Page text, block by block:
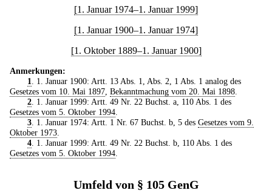
[1. Januar 1974–1. Januar 1999]
[1. Januar 1900–1. Januar 1974]
[1. Oktober 1889–1. Januar 1900]
Anmerkungen:
1. 1. Januar 1900: Artt. 13 Abs. 1, Abs. 2, 1 Abs. 1 analog des
Gesetzes vom 10. Mai 1897, Bekanntmachung vom 20. Mai 1898.
2. 1. Januar 1999: Artt. 49 Nr. 22 Buchst. a, 110 Abs. 1 des
Gesetzes vom 5. Oktober 1994.
3. 1. Januar 1974: Artt. 1 Nr. 67 Buchst. b, 5 des Gesetzes vom 9.
Oktober 1973.
4. 1. Januar 1999: Artt. 49 Nr. 22 Buchst. b, 110 Abs. 1 des
Gesetzes vom 5. Oktober 1994.
Umfeld von § 105 GenG